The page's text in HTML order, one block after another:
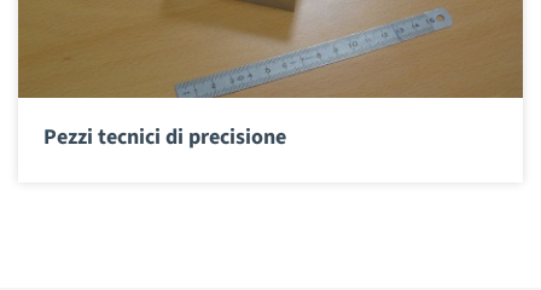
Pezzi tecnici di precisione